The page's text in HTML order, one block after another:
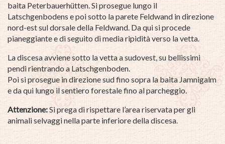
baita Peterbauerhütten. Si prosegue lungo il
Latschgenbodens e poi sotto la parete Feldwand in direzione
nord-est sul dorsale della Feldwand. Da qui si procede
pianeggiante e di seguito di media ripidità verso la vetta.
La discesa avviene sotto la vetta a sudovest, su bellissimi
pendi rientrando a Latschgenboden.
Poi si prosegue in direzione sud fino sopra la baita Jamnigalm
e da qui lungo il sentiero forestale fino al parcheggio.
Attenzione:Si prega di rispettare l’area riservata per gli
animali selvaggi nella parte inferiore della discesa.